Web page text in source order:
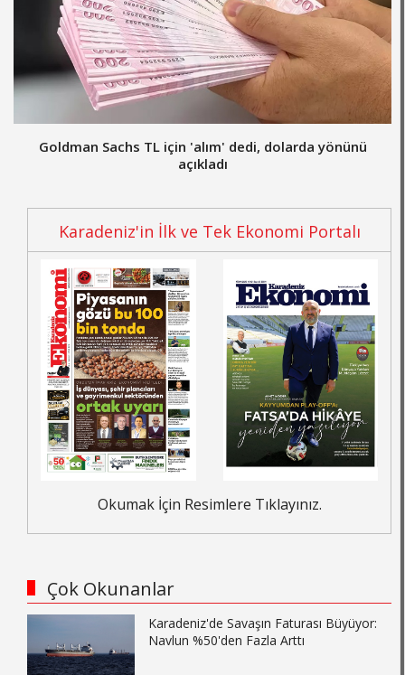
Goldman Sachs TL için 'alım' dedi, dolarda yönünü
açıkladı
Karadeniz'in İlk ve Tek Ekonomi Portalı
Okumak İçin Resimlere Tıklayınız.
Çok Okunanlar
Karadeniz'de Savaşın Faturası Büyüyor:
Navlun %50'den Fazla Arttı